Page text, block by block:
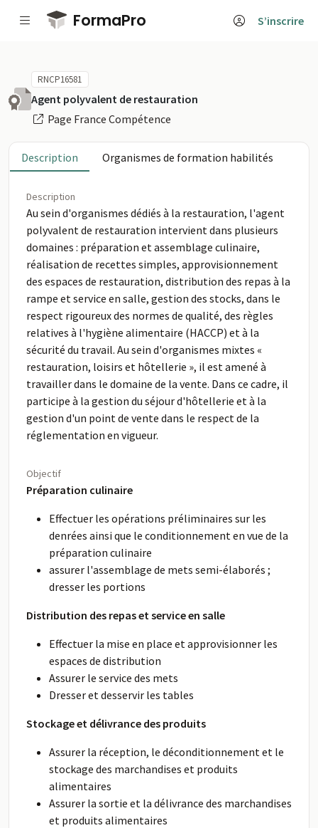
Passer au contenu principal
FormaPro S’inscrire
RNCP16581
Agent polyvalent de restauration
Page France Compétence
Description Organismes de formation habilités
Description
Au sein d'organismes dédiés à la restauration, l'agent
polyvalent de restauration intervient dans plusieurs
domaines : préparation et assemblage culinaire,
réalisation de recettes simples, approvisionnement
des espaces de restauration, distribution des repas à la
rampe et service en salle, gestion des stocks, dans le
respect rigoureux des normes de qualité, des règles
relatives à l'hygiène alimentaire (HACCP) et à la
sécurité du travail. Au sein d'organismes mixtes «
restauration, loisirs et hôtellerie », il est amené à
travailler dans le domaine de la vente. Dans ce cadre, il
participe à la gestion du séjour d'hôtellerie et à la
gestion d'un point de vente dans le respect de la
réglementation en vigueur.
Objectif
Préparation culinaire
Effectuer les opérations préliminaires sur les
denrées ainsi que le conditionnement en vue de la
préparation culinaire
assurer l'assemblage de mets semi-élaborés ;
dresser les portions
Distribution des repas et service en salle
Effectuer la mise en place et approvisionner les
espaces de distribution
Assurer le service des mets
Dresser et desservir les tables
Stockage et délivrance des produits
Assurer la réception, le déconditionnement et le
stockage des marchandises et produits
alimentaires
Assurer la sortie et la délivrance des marchandises
et produits alimentaires